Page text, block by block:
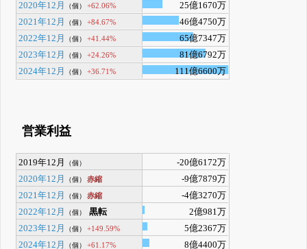
2020年12月
（個） +62.06%
25億1670万
2021年12月
（個） +84.67%
46億4750万
2022年12月
（個） +41.44%
65億7347万
2023年12月
（個） +24.26%
81億6792万
2024年12月
（個） +36.71% 111億6600万
営業利益
2019年12月 （個）
-20億6172万
2020年12月
（個） 赤縮
-9億7879万
2021年12月
（個） 赤縮
-4億3270万
2022年12月
（個） 黒転
2億981万
2023年12月
（個） +149.59%
5億2367万
2024年12月
（個） +61.17% 8億4400万